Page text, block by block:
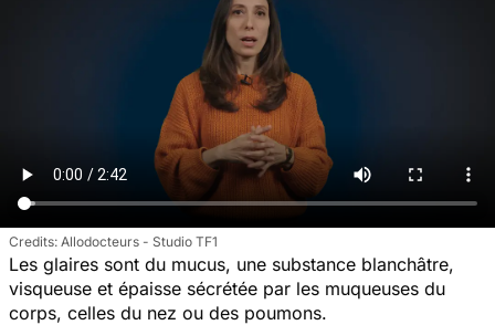
Allodocteurs - Studio TF1
Les glaires sont du mucus, une substance blanchâtre,
visqueuse et épaisse sécrétée par les muqueuses du
corps, celles du nez ou des poumons.